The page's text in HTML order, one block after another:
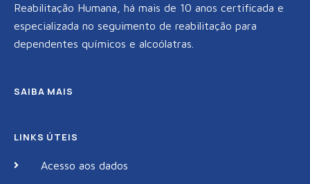
Reabilitação Humana, há mais de 10 anos certificada e
especializada no seguimento de reabilitação para
dependentes químicos e alcoólatras.
SAIBA MAIS
LINKS ÚTEIS
Acesso aos dados